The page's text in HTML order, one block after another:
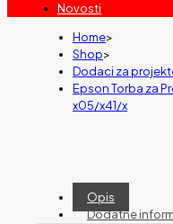
Novosti
Home>
Shop>
Dodaci za
Epson Torba za
x05/x41/x
Opis
Dodatne